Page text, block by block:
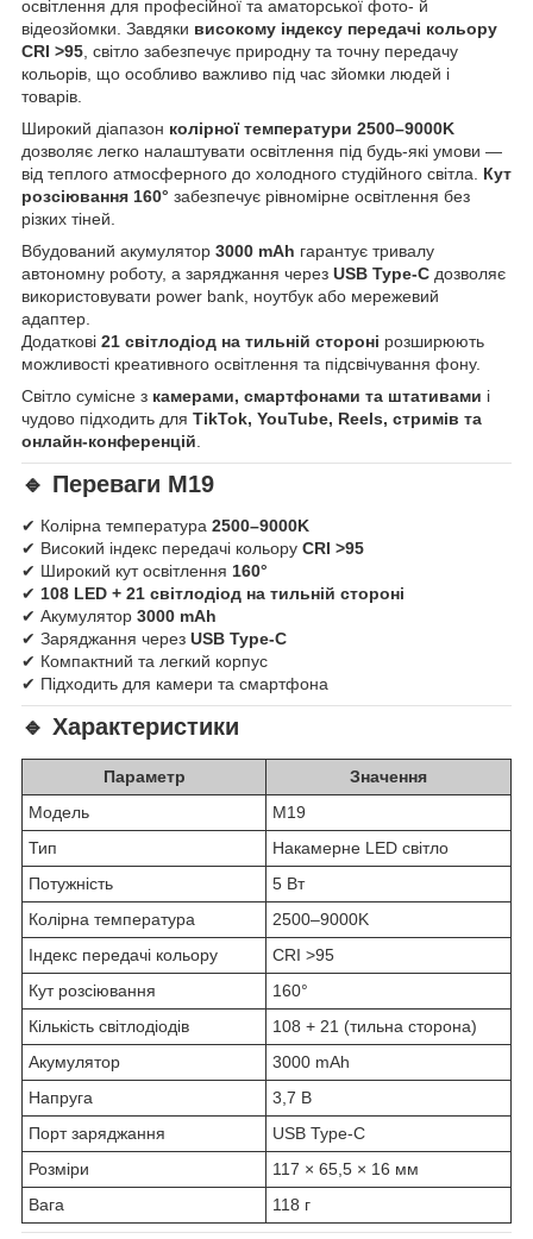
освітлення для професійної та аматорської фото- й
відеозйомки. Завдяки високому індексу передачі кольору
CRI >95 , світло забезпечує природну та точну передачу
кольорів, що особливо важливо під час зйомки людей і
товарів.
Широкий діапазон колірної температури 2500–9000K
дозволяє легко налаштувати освітлення під будь-які умови —
від теплого атмосферного до холодного студійного світла. Кут
розсіювання 160° забезпечує рівномірне освітлення без
різких тіней.
Вбудований акумулятор 3000 mAh гарантує тривалу
автономну роботу, а заряджання через USB Type-C дозволяє
використовувати power bank, ноутбук або мережевий
адаптер.
Додаткові 21 світлодіод на тильній стороні розширюють
можливості креативного освітлення та підсвічування фону.
Світло сумісне з камерами, смартфонами та штативами і
чудово підходить для TikTok, YouTube, Reels, стримів та
онлайн-конференцій
🔹 Переваги M19
✔ Колірна температура 2500–9000K
✔ Високий індекс передачі кольору CRI >95
✔ Широкий кут освітлення 160°
✔ 108 LED + 21 світлодіод на тильній стороні
✔ Акумулятор 3000 mAh
✔ Заряджання через USB Type-C
✔ Компактний та легкий корпус
✔ Підходить для камери та смартфона
🔹 Характеристики
Параметр
Значення
Модель
M19
Тип
Накамерне LED світло
Потужність
5 Вт
Колірна температура
2500–9000K
Індекс передачі кольору
CRI >95
Кут розсіювання
160°
Кількість світлодіодів
108 + 21 (тильна сторона)
Акумулятор
3000 mAh
Напруга
3,7 В
Порт заряджання
USB Type-C
Розміри
117 × 65,5 × 16 мм
Вага
118 г